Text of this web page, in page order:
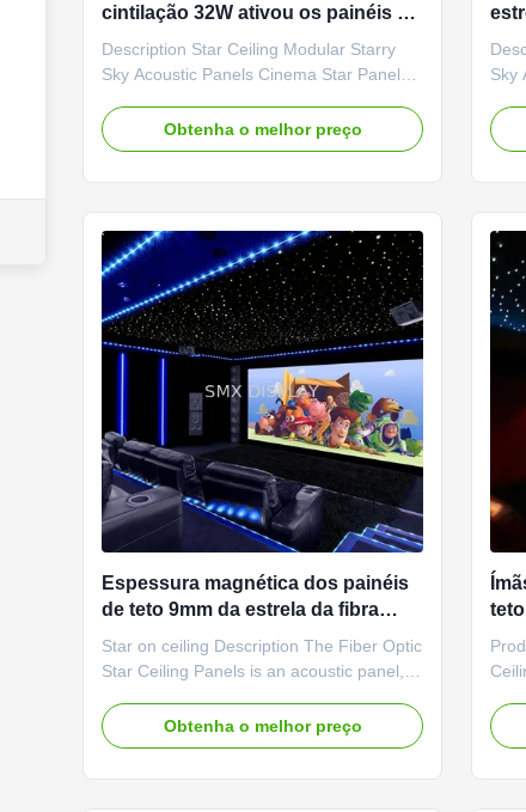
cintilação 32W ativou os painéis de
teto da estrela do diodo emissor de
luz de RGBW
Description Star Ceiling Modular Starry
Sky Acoustic Panels Cinema Star Panel
realistic star field effect for your setting
with the relaxing starry night above, plus
Obtenha o melhor preço
Kit
Sky
Espessura magnética dos painéis
de teto 9mm da estrela da fibra
ótica do poliéster com estrela de
tiro
Star on ceiling Description The Fiber Optic
Star Ceiling Panels is an acoustic panel,
room by taming room reverberations And
the addition of RGB LED technology to our
Obtenha o melhor preço